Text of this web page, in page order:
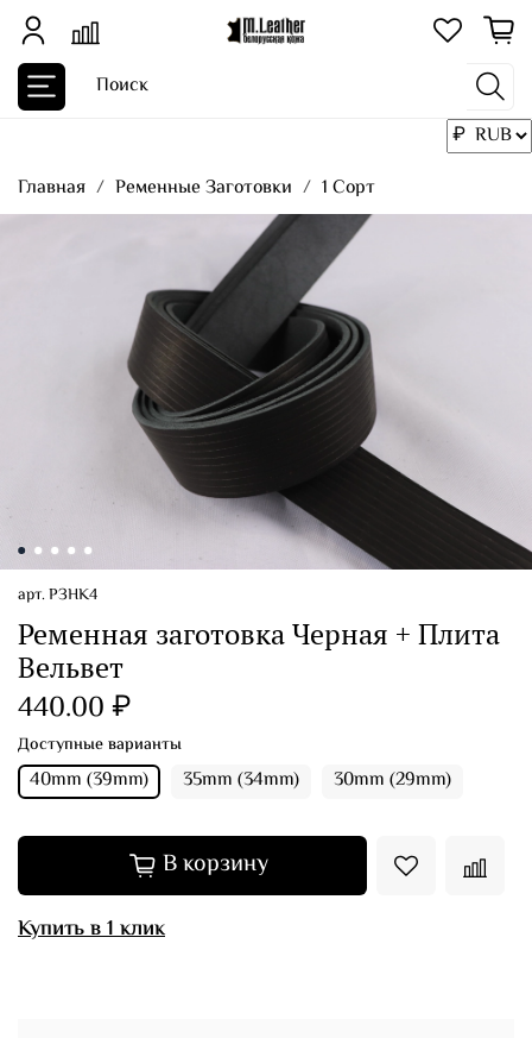
Главная Ременные Заготовки 1 Сорт
арт.РЗНК4
Ременная заготовка Черная + Плита
Вельвет
440.00 ₽
Доступные варианты
40mm (39mm) 35mm (34mm) 30mm (29mm)
В корзину
Купить в 1 клик